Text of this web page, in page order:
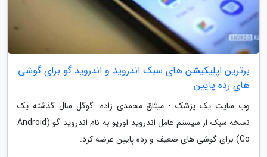
برترین اپلیکیشن های سبک اندروید و اندروید گو برای گوشی
های رده پایین
وب سایت یک پزشک - میثاق محمدی زاده: گوگل سال گذشته یک
نسخه سبک از سیستم عامل اندروید اوریو به نام اندروید گو (Android
Go) برای گوشی های ضعیف و رده پایین عرضه کرد.